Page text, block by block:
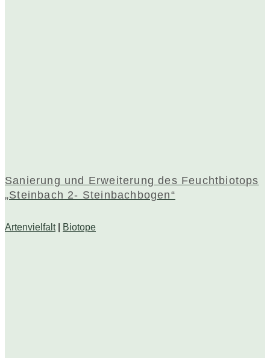
Sanierung und Erweiterung des Feuchtbiotops
„Steinbach 2- Steinbachbogen“
Artenvielfalt| Biotope